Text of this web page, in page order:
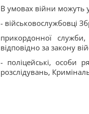
В умовах війни можуть
- військовослужбовці
прикордонної
відповідно за закону
- поліцейські, особи
розслідувань,